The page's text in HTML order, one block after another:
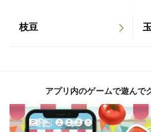
●商品の特徴（Mサイズ）
枝豆
アプリ内のゲームで遊んで